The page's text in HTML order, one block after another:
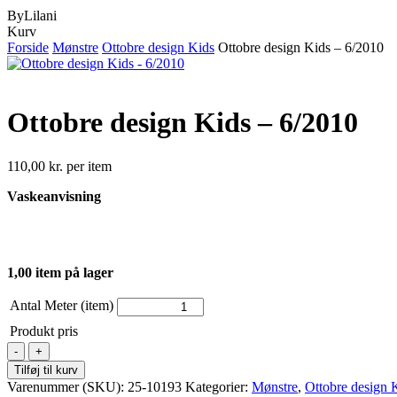
ByLilani
KurvClose
Cart
Forside Mønstre Ottobre design Kids Ottobre design Kids – 6/2010
Ottobre design Kids – 6/2010
110,00 kr. per item
Vaskeanvisning
1,00 item på lager
Antal Meter (item)
Produkt pris
Ottobre
design
Kids
Tilføj til kurv
Varenummer (SKU): 25-10193 Kategorier: Mønstre, Ottobre design